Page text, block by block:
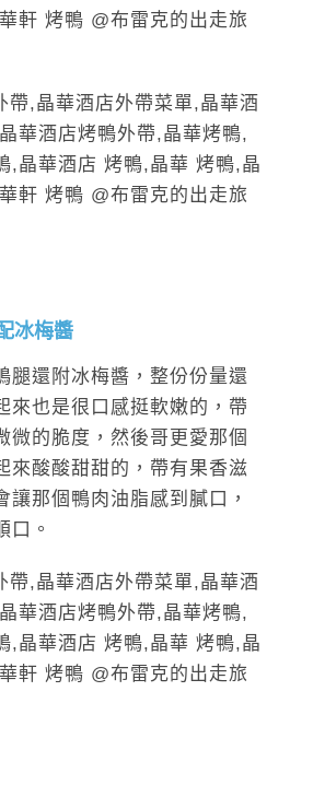
冰梅醬
腿還附冰梅醬，整份份量還
來也是很口感挺軟嫩的，帶
微的脆度，然後哥更愛那個
來酸酸甜甜的，帶有果香滋
讓那個鴨肉油脂感到膩口，
口。